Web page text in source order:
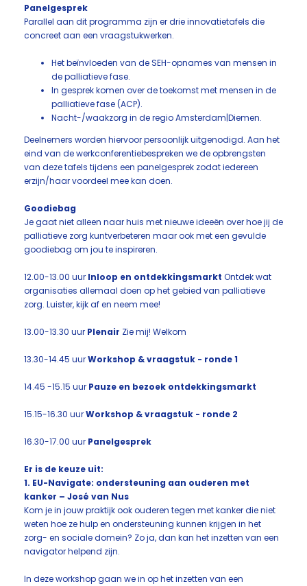
Panelgesprek
Parallel aan dit programma zijn er drie innovatietafels die
concreet aan een vraagstukwerken.
Het beïnvloeden van de SEH-opnames van mensen in
de palliatieve fase.
In gesprek komen over de toekomst met mensen in de
palliatieve fase (ACP).
Nacht-/waakzorg in de regio Amsterdam|Diemen.
Deelnemers worden hiervoor persoonlijk uitgenodigd. Aan het
eind van de werkconferentiebespreken we de opbrengsten
van deze tafels tijdens een panelgesprek zodat iedereen
erzijn/haar voordeel mee kan doen.
Goodiebag
Je gaat niet alleen naar huis met nieuwe ideeën over hoe jij de
palliatieve zorg kuntverbeteren maar ook met een gevulde
goodiebag om jou te inspireren.
12.00-13.00 uur Inloop en ontdekkingsmarkt Ontdek wat
organisaties allemaal doen op het gebied van palliatieve
zorg. Luister, kijk af en neem mee!
13.00-13.30 uur Plenair Zie mij! Welkom
13.30-14.45 uurWorkshop & vraagstuk - ronde 1
14.45 -15.15 uur Pauze en bezoek ontdekkingsmarkt
15.15-16.30 uurWorkshop & vraagstuk - ronde 2
16.30-17.00 uur Panelgesprek
Er is de keuze uit:
1. EU-Navigate: ondersteuning aan ouderen met
kanker – José van Nus
Kom je in jouw praktijk ook ouderen tegen met kanker die niet
weten hoe ze hulp en ondersteuning kunnen krijgen in het
zorg- en sociale domein? Zo ja, dan kan het inzetten van een
navigator helpend zijn.
In deze workshop gaan we in op het inzetten van een